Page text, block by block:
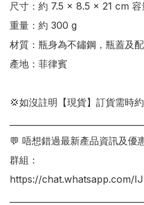
尺寸：約 7.5 × 8.5 × 21 cm
重量：約 300 g
材質：瓶身為不鏽鋼，瓶蓋及
產地：菲律賓
💢如沒註明【現貨】訂貨需時
💬 唔想錯過最新產品資訊及優
群組：
https://chat.whatsapp.com/